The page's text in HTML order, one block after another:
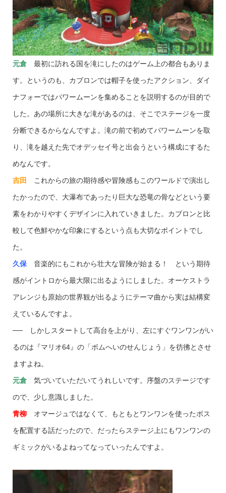
元倉最初に訪れる国を滝にしたのはゲーム上の都合もありま
す。というのも、カブロンでは帽子を使ったアクション、ダイ
ナフォーではパワームーンを集めることを説明するのが目的で
した。あの場所に大きな滝があるのは、そこでステージを一度
分断できるからなんですよ。滝の前で初めてパワームーンを取
り、滝を越えた先でオデッセイ号と出会うという構成にするた
めなんです。
吉田 これからの旅の期待感や冒険感もこのワールドで演出し
たかったので、大瀑布であったり巨大な恐竜の骨などという要
素をわかりやすくデザインに入れていきました。カブロンと比
較して色鮮やかな印象にするという点も大切なポイントでし
た。
久保音楽的にもこれから壮大な冒険が始まる！ という期待
感がイントロから最大限に出るようにしました。オーケストラ
アレンジも原始の世界観が出るようにテーマ曲から実は結構変
えているんですよ。
── しかしスタートして高台を上がり、左にすぐワンワンがい
るのは『マリオ64』の「ボムへいのせんじょう」を彷彿とさせ
ますよね。
元倉気づいていただいてうれしいです。序盤のステージです
ので、少し意識しました。
青柳オマージュではなくて、もともとワンワンを使ったボス
を配置する話だったので、だったらステージ上にもワンワンの
ギミックがいるよねってなっていったんですよ。